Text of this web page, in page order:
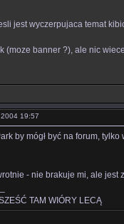
jest wyczerpujaca temat
(moze banner ?), ale nic
2004 19:57
by mógł być na forum,
- nie brakuje mi, ale
TAM WIÓRY LECĄ